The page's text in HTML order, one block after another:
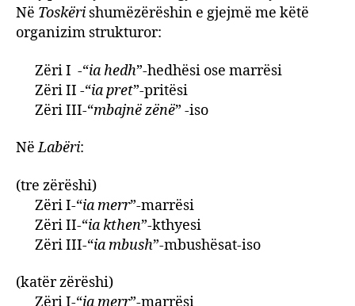
Në Toskëri shumëzërëshin e gjejmë me këtë
organizim strukturor:
Zëri I -“ia hedh”-hedhësi ose marrësi
Zëri II -“ia pret”-pritësi
Zëri III-“mbajnë zënë” -iso
NëLabëri:
(tre zërëshi)
Zëri I-“ia merr”-marrësi
Zëri II-“ia kthen”-kthyesi
Zëri III-“ia mbush”-mbushësat-iso
(katër zërëshi)